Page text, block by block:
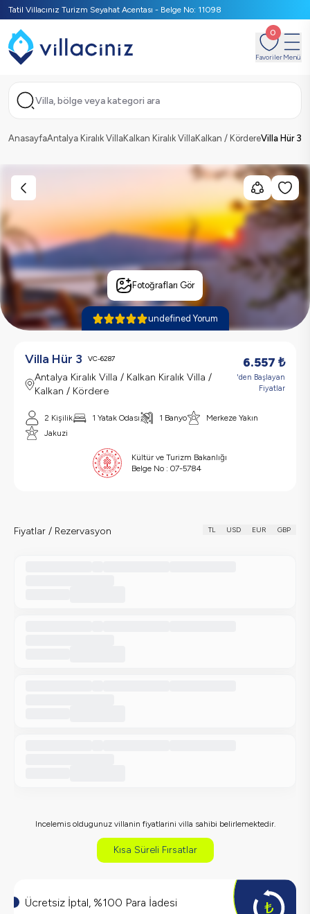
Tatil Villacınız Turizm Seyahat Acentası - Belge No: 11098
0
FavorilerMenü
Villa, bölge veya kategori ara
AnasayfaAntalya Kiralık VillaKalkan Kiralık VillaKalkan / KördereVilla Hür 3
Fotoğrafları Gör
undefined Yorum
Villa Hür 3 VC-6287
Antalya Kiralık Villa / Kalkan Kiralık Villa /
Kalkan / Kördere
6.557 ₺
'den Başlayan
Fiyatlar
2 Kişilik 1 Yatak Odası 1 Banyo
Merkeze Yakın
Jakuzi
Kültür ve Turizm Bakanlığı
Belge No : 07-5784
Fiyatlar / Rezervasyon TL USD EUR GBP
Incelemis oldugunuz villanin fiyatlarini villa sahibi belirlemektedir.
Kısa Süreli Fırsatlar
Ücretsiz İptal, %100 Para İadesi